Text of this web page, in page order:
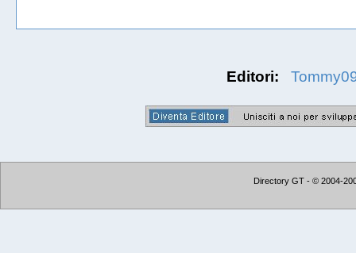
Editori:
Directory GT - © 2004-